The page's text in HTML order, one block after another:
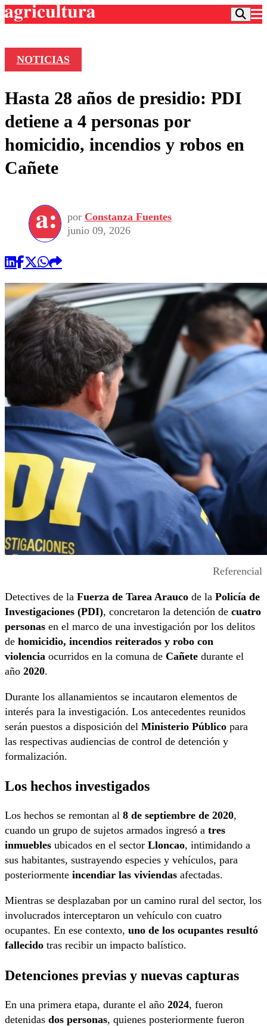
Frecuencias
Agricultura TV
Deportes
Colo Colo
Torneo Internacional
Torneo Nacional
Entretención
Internacional
Nacional
Programas
Comercial
NOTICIAS
Hasta 28 años de presidio: PDI
detiene a 4 personas por
homicidio, incendios y robos en
Cañete
por Constanza Fuentes
junio 09, 2026
Referencial
Detectives de la Fuerza de Tarea Arauco de la Policía de
Investigaciones (PDI), concretaron la detención de cuatro
personas en el marco de una investigación por los delitos
de homicidio, incendios reiterados y robo con
violencia ocurridos en la comuna de Cañete durante el
año 2020.
Durante los allanamientos se incautaron elementos de
interés para la investigación. Los antecedentes reunidos
serán puestos a disposición del Ministerio Público para
las respectivas audiencias de control de detención y
formalización.
Los hechos investigados
Los hechos se remontan al 8 de septiembre de 2020,
cuando un grupo de sujetos armados ingresó a tres
inmuebles ubicados en el sector Lloncao, intimidando a
sus habitantes, sustrayendo especies y vehículos, para
posteriormente incendiar las viviendas afectadas.
Mientras se desplazaban por un camino rural del sector, los
involucrados interceptaron un vehículo con cuatro
ocupantes. En ese contexto, uno de los ocupantes resultó
fallecido tras recibir un impacto balístico.
Detenciones previas y nuevas capturas
En una primera etapa, durante el año 2024, fueron
detenidas dos personas, quienes posteriormente fueron